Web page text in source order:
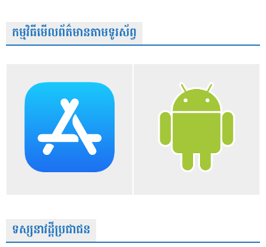
កម្មវិធីមើលព័ត៌មានតាមទូរស័ព្វ
ទស្សនាវដ្តីប្រជាជន